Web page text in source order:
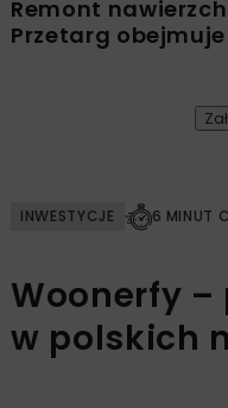
Remont
Przetarg obejmuje
INWESTYCJE 6 MINUT
Woonerfy –
w polskich